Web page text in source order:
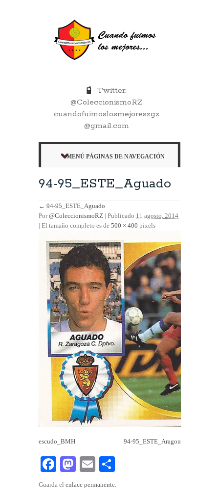
Twitter:
@ColeccionismoRZ
cuandofuimoslosmejoreszgz
@gmail.com
MENÚ PÁGINAS DE NAVEGACIÓN
94-95_ESTE_Aguado
← 94-95_ESTE_Aguado
Por@ColeccionismoRZ | Publicado 11 agosto, 2014
| El tamaño completo es de 500 × 400 pixels
escudo_BMH 94-95_ESTE_Aragon
Fa
ce
M
as
E
m
Guarda el enlace permanente.